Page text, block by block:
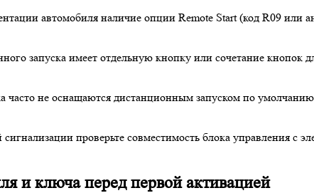
автомобиля наличие опции Remote Start (код R09
запуска имеет отдельную кнопку или сочетание кнопок
часто не оснащаются дистанционным запуском по
проверьте совместимость блока управления
и ключа перед первой активацией